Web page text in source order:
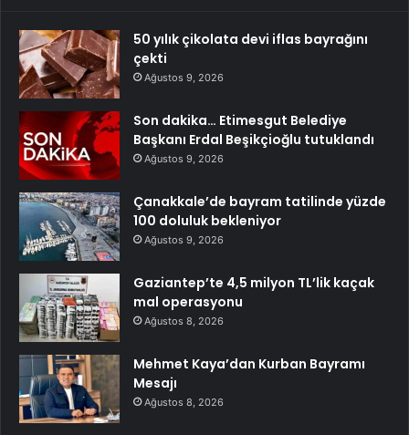
50 yılık çikolata devi iflas bayrağını
çekti
Ağustos 9, 2026
Son dakika… Etimesgut Belediye
Başkanı Erdal Beşikçioğlu tutuklandı
Ağustos 9, 2026
Çanakkale’de bayram tatilinde yüzde
100 doluluk bekleniyor
Ağustos 9, 2026
Gaziantep’te 4,5 milyon TL’lik kaçak
mal operasyonu
Ağustos 8, 2026
Mehmet Kaya’dan Kurban Bayramı
Mesajı
Ağustos 8, 2026